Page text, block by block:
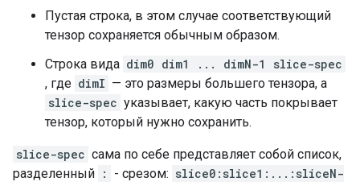
Пустая строка, в этом случае соответствующий
тензор сохраняется обычным образом.
Строка вида dim0 dim1 ... dimN-1 slice-spec
, где dimI — это размеры большего тензора, а
slice-spec указывает, какую часть покрывает
тензор, который нужно сохранить.
slice-spec сама по себе представляет собой список,
разделенный : - срезом: slice0:slice1:...:sliceN-